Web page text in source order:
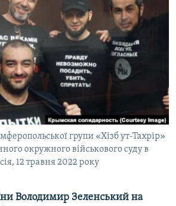
КРИМУ
групи «Хізб ут-Тахрір»
окружного військового суду в
12 травня 2022 року
Володимир Зеленський на